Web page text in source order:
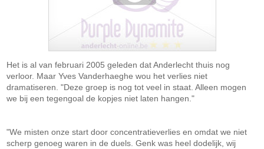
Het is al van februari 2005 geleden dat Anderlecht thuis nog
verloor. Maar Yves Vanderhaeghe wou het verlies niet
dramatiseren. "Deze groep is nog tot veel in staat. Alleen mogen
we bij een tegengoal de kopjes niet laten hangen."
"We misten onze start door concentratieverlies en omdat we niet
scherp genoeg waren in de duels. Genk was heel dodelijk, wij